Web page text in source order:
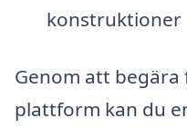
konstruktioner
Genom att
plattform kan du